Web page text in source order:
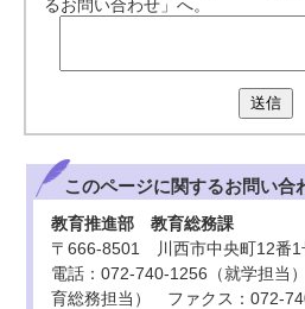
るお問い合わせ」へ。
送信
このページに関するお問い合
教育推進部 教育総務課
〒666-8501 川西市中央町12番
電話：072-740-1256（就学担当
育総務担当） ファクス：072-